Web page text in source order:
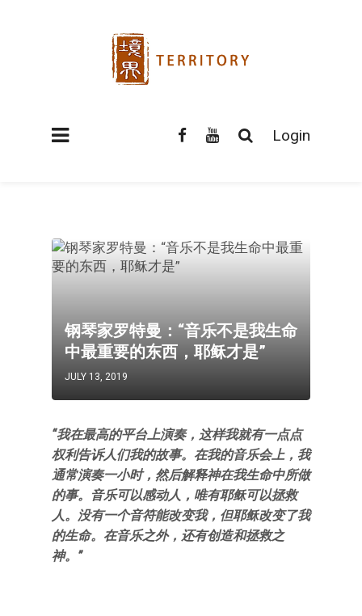
Login
钢琴家罗特曼：“音乐不是我生命
中最重要的东西，耶稣才是”
JULY 13, 2019
“我在最高的平台上演奏，这样我就有一点点
权利告诉人们我的故事。在我的音乐会上，我
通常演奏一小时，然后解释神在我生命中所做
的事。音乐可以感动人，唯有耶稣可以拯救
人。没有一个音符能改变我，但耶稣改变了我
的生命。在音乐之外，还有创造和拯救之
神。”